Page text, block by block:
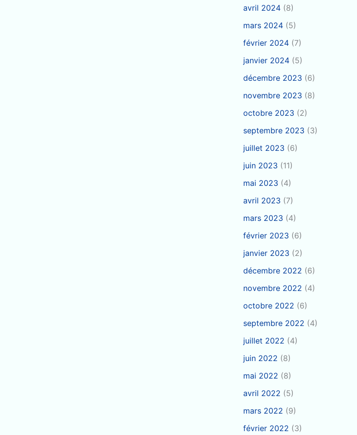
avril 2024 (8)
mars 2024 (5)
février 2024 (7)
janvier 2024 (5)
décembre 2023 (6)
novembre 2023 (8)
octobre 2023 (2)
septembre 2023 (3)
juillet 2023 (6)
juin 2023 (11)
mai 2023 (4)
avril 2023 (7)
mars 2023 (4)
février 2023 (6)
janvier 2023 (2)
décembre 2022 (6)
novembre 2022 (4)
octobre 2022 (6)
septembre 2022 (4)
juillet 2022 (4)
juin 2022 (8)
mai 2022 (8)
avril 2022 (5)
mars 2022 (9)
février 2022 (3)